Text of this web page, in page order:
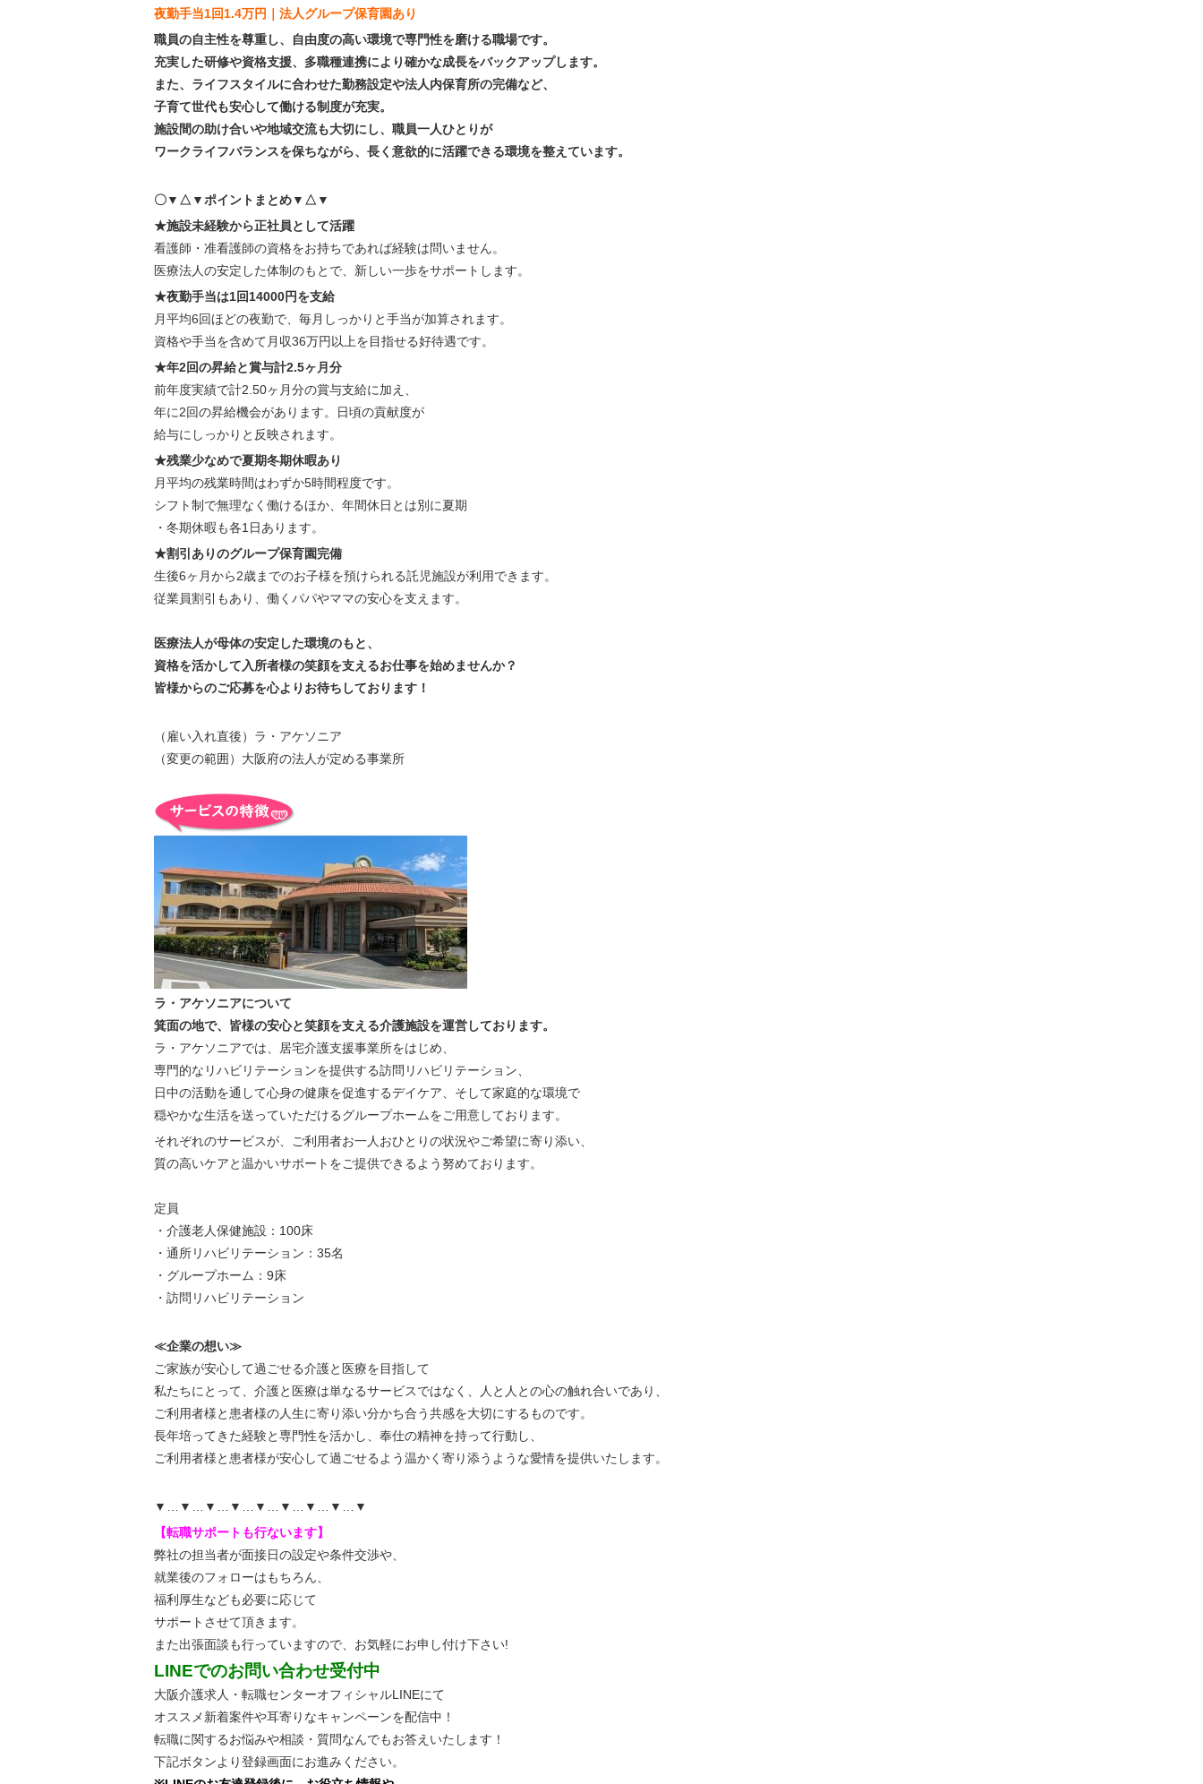
夜勤手当1回1.4万円｜法人グループ保育園あり
職員の自主性を尊重し、自由度の高い環境で専門性を磨ける職場です。
充実した研修や資格支援、多職種連携により確かな成長をバックアップします。
また、ライフスタイルに合わせた勤務設定や法人内保育所の完備など、
子育て世代も安心して働ける制度が充実。
施設間の助け合いや地域交流も大切にし、職員一人ひとりが
ワークライフバランスを保ちながら、長く意欲的に活躍できる環境を整えています。
〇▼△▼ポイントまとめ▼△▼
★施設未経験から正社員として活躍
看護師・准看護師の資格をお持ちであれば経験は問いません。
医療法人の安定した体制のもとで、新しい一歩をサポートします。
★夜勤手当は1回14000円を支給
月平均6回ほどの夜勤で、毎月しっかりと手当が加算されます。
資格や手当を含めて月収36万円以上を目指せる好待遇です。
★年2回の昇給と賞与計2.5ヶ月分
前年度実績で計2.50ヶ月分の賞与支給に加え、
年に2回の昇給機会があります。日頃の貢献度が
給与にしっかりと反映されます。
★残業少なめで夏期冬期休暇あり
月平均の残業時間はわずか5時間程度です。
シフト制で無理なく働けるほか、年間休日とは別に夏期
・冬期休暇も各1日あります。
★割引ありのグループ保育園完備
生後6ヶ月から2歳までのお子様を預けられる託児施設が利用できます。
従業員割引もあり、働くパパやママの安心を支えます。
医療法人が母体の安定した環境のもと、
資格を活かして入所者様の笑顔を支えるお仕事を始めませんか？
皆様からのご応募を心よりお待ちしております！
（雇い入れ直後）ラ・アケソニア
（変更の範囲）大阪府の法人が定める事業所
ラ・アケソニアについて
箕面の地で、皆様の安心と笑顔を支える介護施設を運営しております。
ラ・アケソニアでは、居宅介護支援事業所をはじめ、
専門的なリハビリテーションを提供する訪問リハビリテーション、
日中の活動を通して心身の健康を促進するデイケア、そして家庭的な環境で
穏やかな生活を送っていただけるグループホームをご用意しております。
それぞれのサービスが、ご利用者お一人おひとりの状況やご希望に寄り添い、
質の高いケアと温かいサポートをご提供できるよう努めております。
定員
・介護老人保健施設：100床
・通所リハビリテーション：35名
・グループホーム：9床
・訪問リハビリテーション
≪企業の想い≫
ご家族が安心して過ごせる介護と医療を目指して
私たちにとって、介護と医療は単なるサービスではなく、人と人との心の触れ合いであり、
ご利用者様と患者様の人生に寄り添い分かち合う共感を大切にするものです。
長年培ってきた経験と専門性を活かし、奉仕の精神を持って行動し、
ご利用者様と患者様が安心して過ごせるよう温かく寄り添うような愛情を提供いたします。
▼…▼…▼…▼…▼…▼…▼…▼…▼
【転職サポートも行ないます】
弊社の担当者が面接日の設定や条件交渉や、
就業後のフォローはもちろん、
福利厚生なども必要に応じて
サポートさせて頂きます。
また出張面談も行っていますので、 お気軽にお申し付け下さい!
LINEでのお問い合わせ受付中
大阪介護求人・転職センターオフィシャルLINEにて
オススメ新着案件や耳寄りなキャンペーンを配信中！
転職に関するお悩みや相談・質問なんでもお答えいたします！
下記ボタンより登録画面にお進みください。